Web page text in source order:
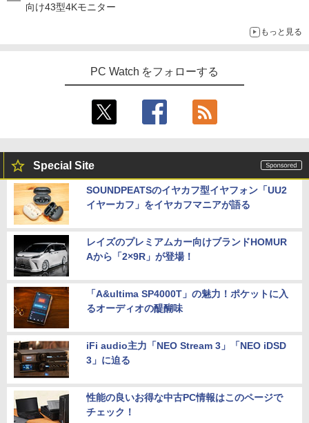
ゲーミングモニター 21.5インチ PCモニ
ニター simplus シンプラス SP-NMT21
【送料無料】【レビューでモニタークリ
￥8,999
5
【新商品特価11699円！8/11 1:59迄】モ
バイルモニター 15.6インチ ポータブルモ
ニター モバイルディスプレイ 1920×108
0 フルHD IPSパネル 非光沢 HDR スピー
シンプラス SP-MBM156 【送料無料】
￥12,936
向け43型4Kモニター
もっと見る
PC Watch をフォローする
Special Site
SOUNDPEATSのイヤカフ型イヤフォン「UU2
イヤーカフ」をイヤカフマニアが語る
レイズのプレミアムカー向けブランドHOMUR
Aから「2×9R」が登場！
「A&ultima SP4000T」の魅力！ポケットに入
るオーディオの醍醐味
iFi audio主力「NEO Stream 3」「NEO iDSD
3」に迫る
性能の良いお得な中古PC情報はこのページで
チェック！